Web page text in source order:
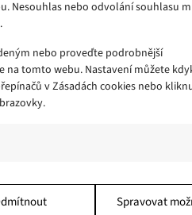
Nesouhlas nebo odvolání souhlasu
nebo proveďte podrobnější
na tomto webu. Nastavení můžete
v Zásadách cookies nebo
Porozumění publiku
Spravovat